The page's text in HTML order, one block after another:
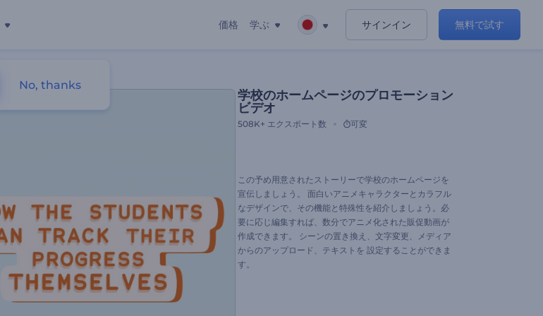
価格 学ぶ サインイン 無料で試す
学校のホームページのプロモーション
ビデオ
508K+ エクスポート数 可変
この予め用意されたストーリーで学校のホームページを
宣伝しましょう。 面白いアニメキャラクターとカラフル
なデザインで、その機能と特殊性を紹介しましょう。必
要に応じ編集すれば、数分でアニメ化された販促動画が
作成できます。 シーンの置き換え、文字変更、メディア
からのアップロード、テキストを 設定することができま
す。
No, thanks